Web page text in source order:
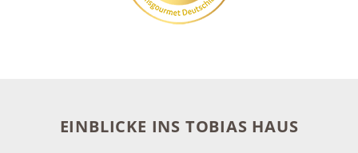
EINBLICKE INS TOBIAS HAUS